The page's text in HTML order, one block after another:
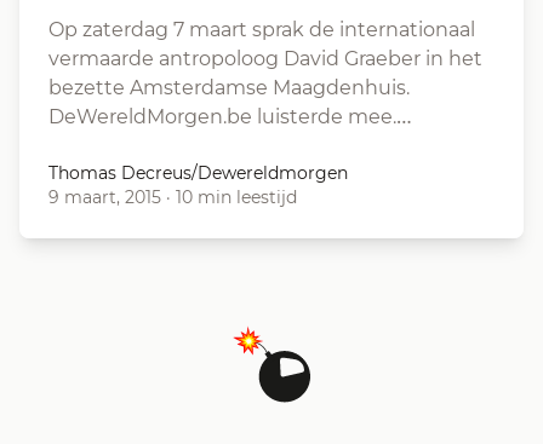
Op zaterdag 7 maart sprak de internationaal
vermaarde antropoloog David Graeber in het
bezette Amsterdamse Maagdenhuis.
DeWereldMorgen.be luisterde mee.…
Thomas Decreus/Dewereldmorgen
9 maart, 2015 · 10 min leestijd